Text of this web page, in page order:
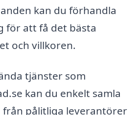
kan du förhandla
för att få det bästa
och villkoren.
tjänster som
kan du enkelt samla
pålitliga leverantörer